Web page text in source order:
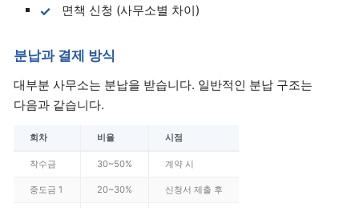
면책 신청 (사무소별 차이)
분납과 결제 방식
대부분 사무소는 분납을 받습니다. 일반적인 분납 구조는
다음과 같습니다.
회차 비율 시점
착수금 30~50% 계약 시
중도금 1 20~30% 신청서 제출 후